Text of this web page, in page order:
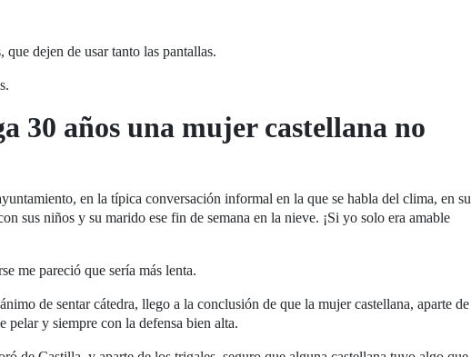
dejen de usar tanto las pantallas.
30 años una mujer castellana no
en la típica conversación informal en la que se habla del clima, en su
sus niños y su marido ese fin de semana en la nieve. ¡Si yo solo era amable
me pareció que sería más lenta.
de sentar cátedra, llego a la conclusión de que la mujer castellana, aparte de
pelar y siempre con la defensa bien alta.